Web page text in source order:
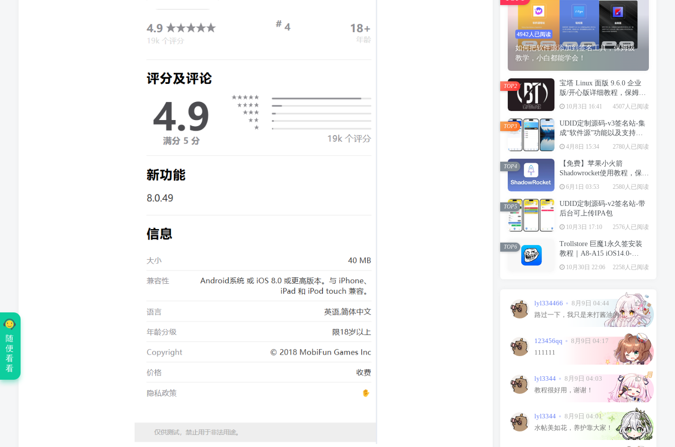
4942人已阅读
如何把软件源添加到签名工具，保姆级
教学，小白都能学会！
宝塔 Linux 面版 9.6.0 企业
版/开心版详细教程，保姆级
教学
10月3日 16:41 4507人已阅读
TOP2
UDID定制源码-v3签名站-集
成“软件源”功能以及支持上
传“免费证书”自签
4月8日 15:34 2780人已阅读
TOP3
【免费】苹果小火箭
Shadowrocket使用教程，保姆
级教学请勿用于违法行为！
6月1日 03:53 2580人已阅读
TOP4
UDID定制源码-v2签名站-带
后台可上传IPA包
10月3日 17:10 2576人已阅读
TOP5
Trollstore 巨魔1永久签安装
教程｜A8-A15 iOS14.0-
15.4.1
10月30日 22:06 2258人已阅读
TOP6
lyl334466 8月9日 04:44
0
路过一下，我只是来打酱油的！
123456qq 8月9日 04:17
0
111111
lyl3344 8月9日 04:03
0
教程很好用，谢谢！
lyl3344 8月9日 04:01
0
水帖美如花，养护靠大家！
随
便
看
看